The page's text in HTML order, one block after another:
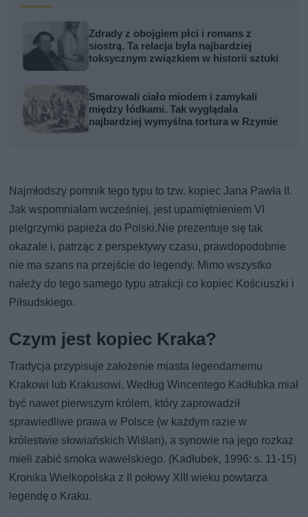
Zdrady z obojgiem płci i romans z
siostrą. Ta relacja była najbardziej
toksycznym związkiem w historii sztuki
Smarowali ciało miodem i zamykali
między łódkami. Tak wyglądała
najbardziej wymyślna tortura w Rzymie
Najmłodszy pomnik tego typu to tzw. kopiec Jana Pawła II.
Jak wspomniałam wcześniej, jest upamiętnieniem VI
pielgrzymki papieża do Polski.Nie prezentuje się tak
okazale i, patrząc z perspektywy czasu, prawdopodobnie
nie ma szans na przejście do legendy. Mimo wszystko
należy do tego samego typu atrakcji co kopiec Kościuszki i
Piłsudskiego.
Czym jest kopiec Kraka?
Tradycja przypisuje założenie miasta legendarnemu
Krakowi lub Krakusowi. Według Wincentego Kadłubka miał
być nawet pierwszym królem, który zaprowadził
sprawiedliwe prawa w Polsce (w każdym razie w
królestwie słowiańskich Wiślan), a synowie na jego rozkaz
mieli zabić smoka wawelskiego. (Kadłubek, 1996: s. 11-15)
Kronika Wielkopolska z II połowy XIII wieku powtarza
legendę o Kraku.